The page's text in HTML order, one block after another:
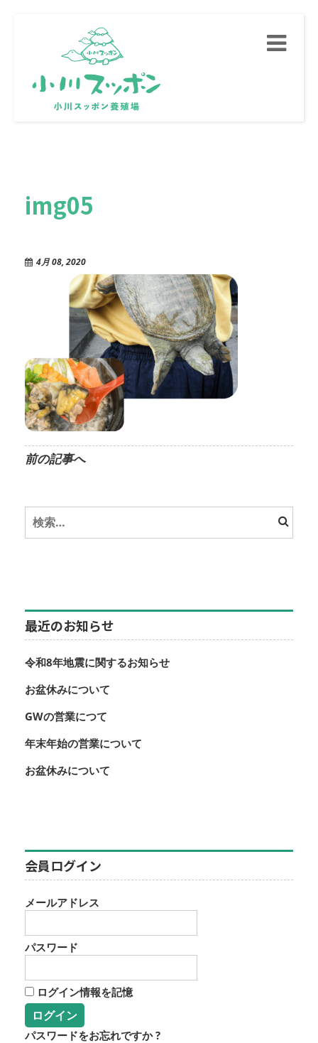
Toggle
img05
4月 08, 2020
前の記事へ
最近のお知らせ
令和8年地震に関するお知らせ
お盆休みについて
GWの営業につて
年末年始の営業について
お盆休みについて
会員ログイン
メールアドレス
パスワード
ログイン情報を記憶
パスワードをお忘れですか ?